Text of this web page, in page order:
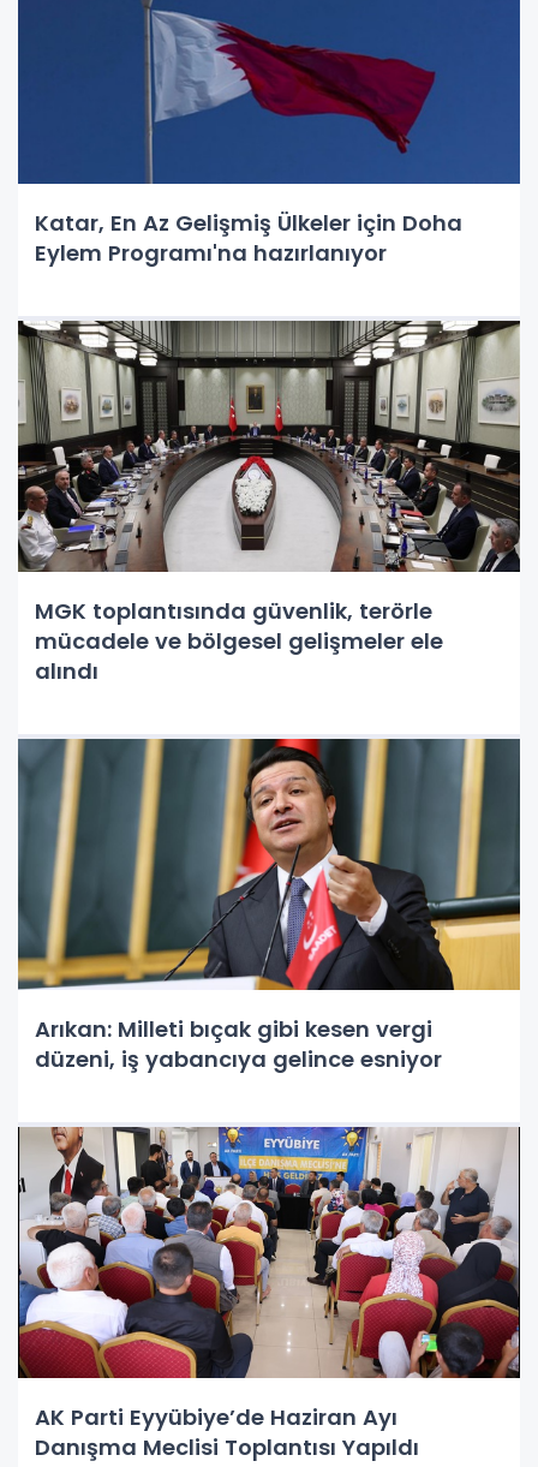
Katar, En Az Gelişmiş Ülkeler için Doha
Eylem Programı'na hazırlanıyor
MGK toplantısında güvenlik, terörle
mücadele ve bölgesel gelişmeler ele
alındı
Arıkan: Milleti bıçak gibi kesen vergi
düzeni, iş yabancıya gelince esniyor
AK Parti Eyyübiye’de Haziran Ayı
Danışma Meclisi Toplantısı Yapıldı